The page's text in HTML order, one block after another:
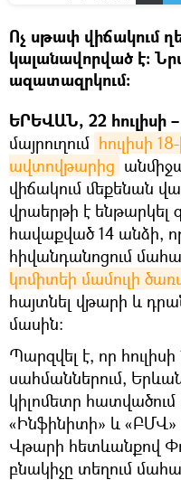
Ոչ սթափ վիճակում
կալանավորված է։
ազատազրկում։
ԵՐԵՎԱՆ, 22 հուլիսի
մայրուղում հուլիսի
ավտովթարից
վիճակում մեքենան
վրաերթի է ենթարկել
հավաքված 14 անձի,
հիվանդանոցում
կոմիտեի մամուլի
հայտնել վթարի և
մասին։
Պարզվել է, որ
սահմաններում,
կիլոմետր
«Ինֆինիտի» և «ԲՄՎ»
Վթարի հետևանքով
բնակիչը տեղում